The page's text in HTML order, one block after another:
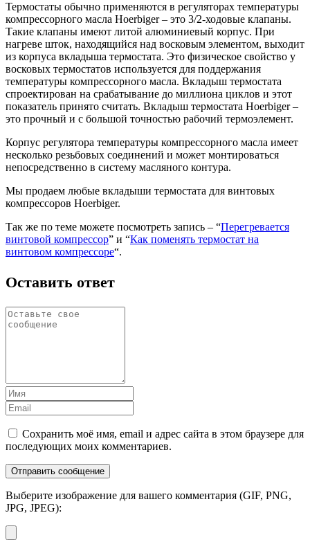
Термостаты обычно применяются в регуляторах температуры
компрессорного масла Hoerbiger – это 3/2-ходовые клапаны.
Такие клапаны имеют литой алюминиевый корпус. При
нагреве шток, находящийся над восковым элементом, выходит
из корпуса вкладыша термостата. Это физическое свойство у
восковых термостатов используется для поддержания
температуры компрессорного масла. Вкладыш термостата
спроектирован на срабатывание до миллиона циклов и этот
показатель принято считать. Вкладыш термостата Hoerbiger –
это прочный и с большой точностью рабочий термоэлемент.
Корпус регулятора температуры компрессорного масла имеет
несколько резьбовых соединений и может монтироваться
непосредственно в систему масляного контура.
Мы продаем любые вкладыши термостата для винтовых
компрессоров Hoerbiger.
Так же по теме можете посмотреть запись – “Перегревается
винтовой компрессор” и “Как поменять термостат на
винтовом компрессоре“.
Оставить ответ
Сохранить моё имя, email и адрес сайта в этом браузере для
последующих моих комментариев.
Выберите изображение для вашего комментария (GIF, PNG,
JPG, JPEG):